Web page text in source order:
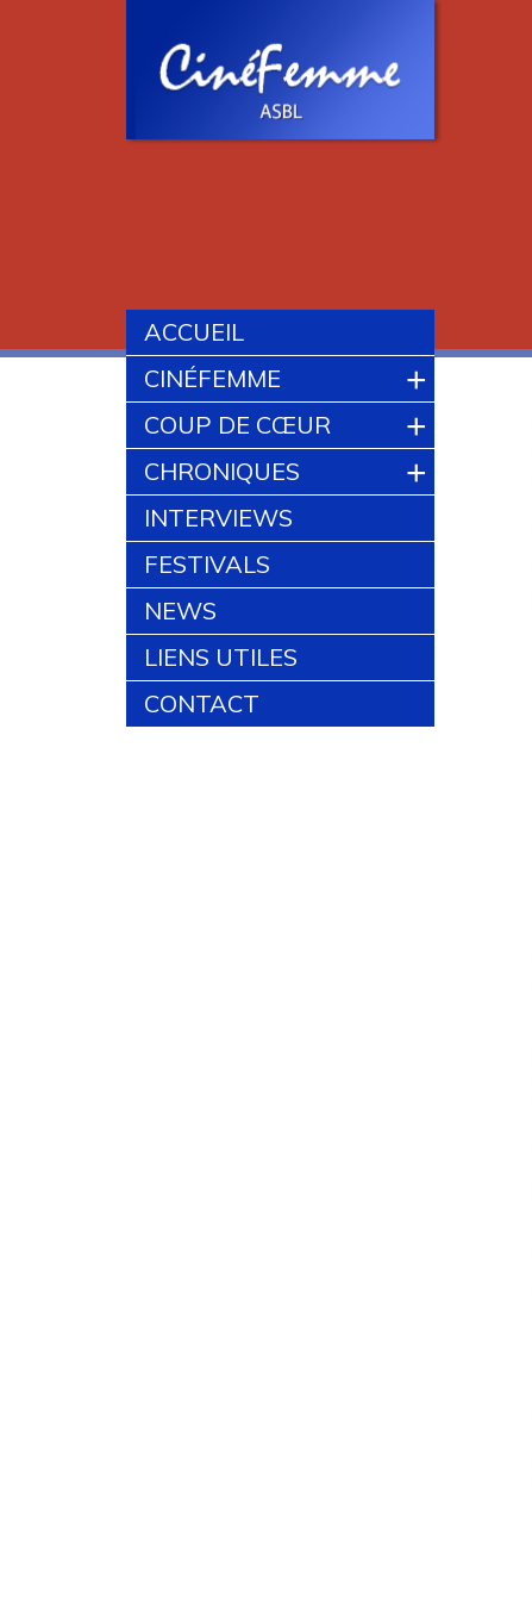
ACCUEIL
CINÉFEMME
+
COUP DE CŒUR +
CHRONIQUES +
INTERVIEWS
FESTIVALS
NEWS
LIENS UTILES
CONTACT